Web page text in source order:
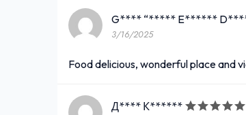
G**** “***** E******
3/16/2025
Food delicious, wonderful place and
Д**** К******